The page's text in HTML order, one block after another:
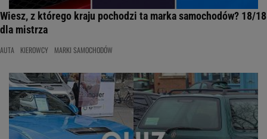
Wiesz, z którego kraju pochodzi ta marka samochodów? 18/18
dla mistrza
AUTA KIEROWCY MARKI SAMOCHODÓW